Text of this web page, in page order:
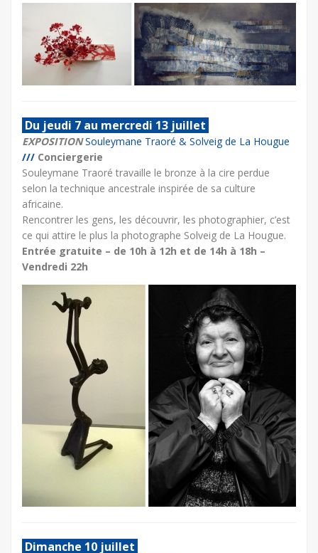
Du jeudi 7 au mercredi 13 juillet
EXPOSITION Souleymane Traoré & Solveig de La Hougue
/// Conciergerie
Souleymane Traoré travaille le bronze à la cire perdue
selon la technique ancestrale inspirée de sa culture
africaine.
Rencontrer les gens, les découvrir, les photographier, c’est
ce qui attire le plus la photographe Solveig de La Hougue.
Entrée gratuite – de 10h à 12h et de 14h à 18h –
Vendredi 22h
Dimanche 10 juillet